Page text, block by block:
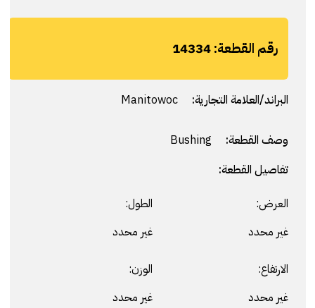
رقم القطعة:14334
البراند/العلامة التجارية: Manitowoc
وصف القطعة:
تفاصيل القطعة:
العرض:
غير محدد
الطول:
غير محدد
الارتفاع:
غير محدد
الوزن:
غير محدد